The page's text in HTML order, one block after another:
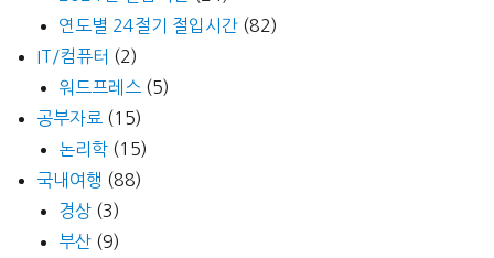
연도별 24절기 절입시간 (82)
IT/컴퓨터 (2)
워드프레스 (5)
공부자료 (15)
논리학 (15)
국내여행 (88)
경상 (3)
부산 (9)